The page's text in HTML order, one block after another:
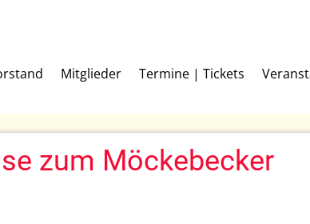
Mitglieder Termine | Tickets
zum Möckebecker